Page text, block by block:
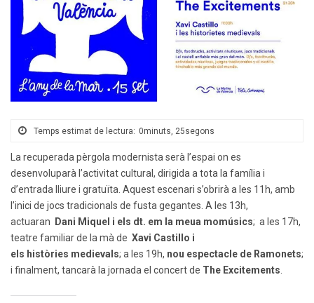
Temps estimat de lectura: 0minuts, 25segons
La recuperada pèrgola modernista serà l’espai on es
desenvoluparà l’activitat cultural, dirigida a tota la família i
d’entrada lliure i gratuïta. Aquest escenari s’obrirà a les 11h, amb
l’inici de jocs tradicionals de fusta gegantes. A les 13h,
actuaran
Dani Miquel i els dt. em la meua momúsics; a les 17h,
teatre familiar de la mà de Xavi Castillo i
els històries medievals; a les 19h, nou espectacle de Ramonets;
i finalment, tancarà la jornada el concert de The Excitements.